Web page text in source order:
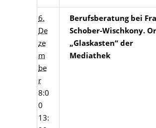
6.
De
ze
m
be
r
8:0
0
13:
Berufsberatung bei
Schober-Wischkony.
„Glaskasten“ der
Mediathek